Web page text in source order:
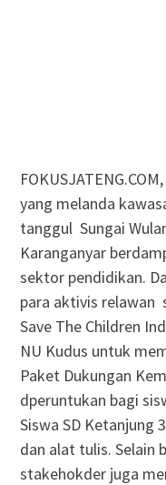
yang melanda
tanggul Sungai
Karanganyar
sektor pendidikan.
para aktivis relawan
Save The Children
NU Kudus untuk
Paket Dukungan
dperuntukan bagi
Siswa SD Ketanjung
dan alat tulis. Selain
stakehokder juga